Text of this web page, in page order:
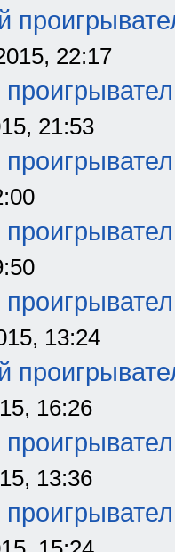
22:17
21:53
13:24
16:26
13:36